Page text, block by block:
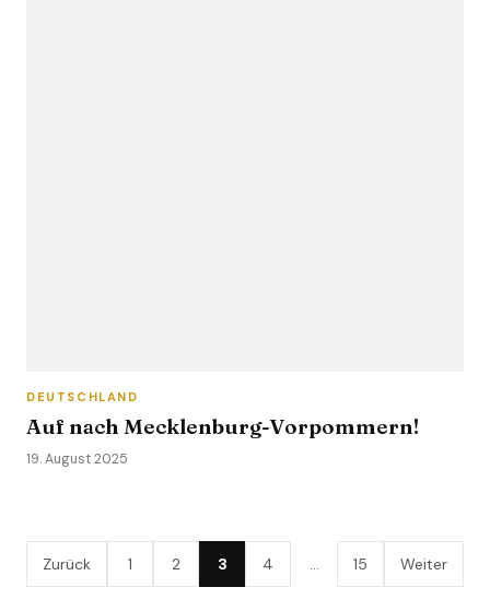
DEUTSCHLAND
Auf nach Mecklenburg-Vorpommern!
19. August 2025
Zurück 1 2 3 4 15 Weiter